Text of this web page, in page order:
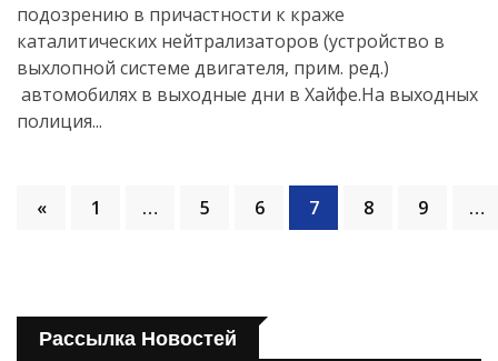
подозрению в причастности к краже
каталитических нейтрализаторов (устройство в
выхлопной системе двигателя, прим. ред.)
автомобилях в выходные дни в Хайфе.На выходных
полиция...
« 1 … 5 6 7 8 9 …
Рассылка Новостей